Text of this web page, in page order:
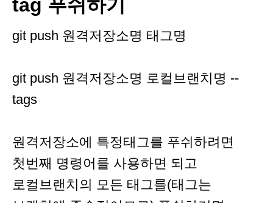
tag 푸쉬하기
git push 원격저장소명 태그명
git push 원격저장소명 로컬브랜치명 --
tags
원격저장소에 특정태그를 푸쉬하려면
첫번째 명령어를 사용하면 되고
로컬브랜치의 모든 태그를(태그는